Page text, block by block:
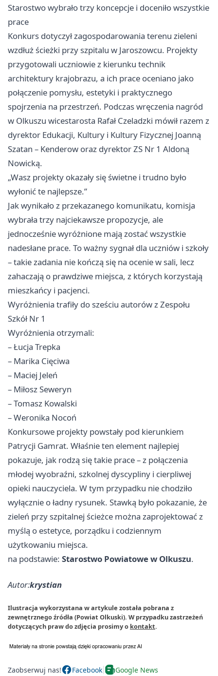
Starostwo wybrało trzy koncepcje i doceniło wszystkie
prace
Konkurs dotyczył zagospodarowania terenu zieleni
wzdłuż ścieżki przy szpitalu w Jaroszowcu. Projekty
przygotowali uczniowie z kierunku technik
architektury krajobrazu, a ich prace oceniano jako
połączenie pomysłu, estetyki i praktycznego
spojrzenia na przestrzeń. Podczas wręczenia nagród
w Olkuszu wicestarosta Rafał Czeladzki mówił razem z
dyrektor Edukacji, Kultury i Kultury Fizycznej Joanną
Szatan – Kenderow oraz dyrektor ZS Nr 1 Aldoną
Nowicką.
„Wasz projekty okazały się świetne i trudno było
wyłonić te najlepsze.”
Jak wynikało z przekazanego komunikatu, komisja
wybrała trzy najciekawsze propozycje, ale
jednocześnie wyróżnione mają zostać wszystkie
nadesłane prace. To ważny sygnał dla uczniów i szkoły
– takie zadania nie kończą się na ocenie w sali, lecz
zahaczają o prawdziwe miejsca, z których korzystają
mieszkańcy i pacjenci.
Wyróżnienia trafiły do sześciu autorów z Zespołu
Szkół Nr 1
Wyróżnienia otrzymali:
– Łucja Trepka
– Marika Cięciwa
– Maciej Jeleń
– Miłosz Seweryn
– Tomasz Kowalski
– Weronika Nocoń
Konkursowe projekty powstały pod kierunkiem
Patrycji Gamrat. Właśnie ten element najlepiej
pokazuje, jak rodzą się takie prace – z połączenia
młodej wyobraźni, szkolnej dyscypliny i cierpliwej
opieki nauczyciela. W tym przypadku nie chodziło
wyłącznie o ładny rysunek. Stawką było pokazanie, że
zieleń przy szpitalnej ścieżce można zaprojektować z
myślą o estetyce, porządku i codziennym
użytkowaniu miejsca.
na podstawie: Starostwo Powiatowe w Olkuszu.
Autor:krystian
Ilustracja wykorzystana w artykule została pobrana z
zewnętrznego źródła (Powiat Olkuski). W przypadku zastrzeżeń
dotyczących praw do zdjęcia prosimy o kontakt.
Zaobserwuj nas! Facebook Google News